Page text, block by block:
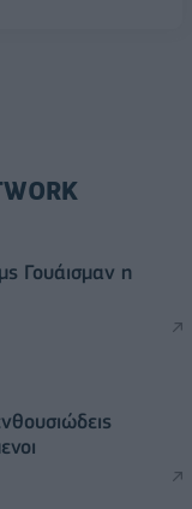
Γουάισμαν η